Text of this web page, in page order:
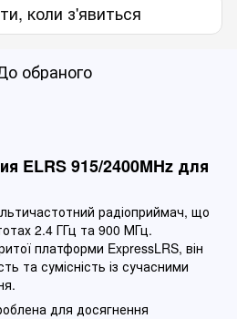
коли з'явиться
обраного
ELRS 915/2400MHz для
радіоприймач, що
2.4 ГГц та 900 МГц.
платформи ExpressLRS, він
та сумісність із сучасними
для досягнення